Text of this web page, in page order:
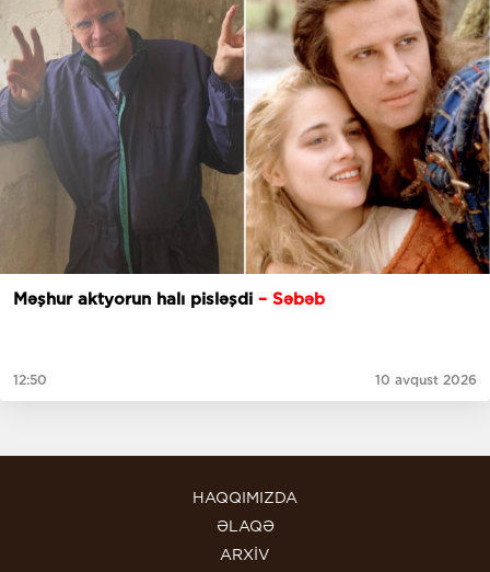
Məşhur aktyorun halı pisləşdi – Səbəb
12:50 10 avqust 2026
HAQQIMIZDA
ƏLAQƏ
ARXİV